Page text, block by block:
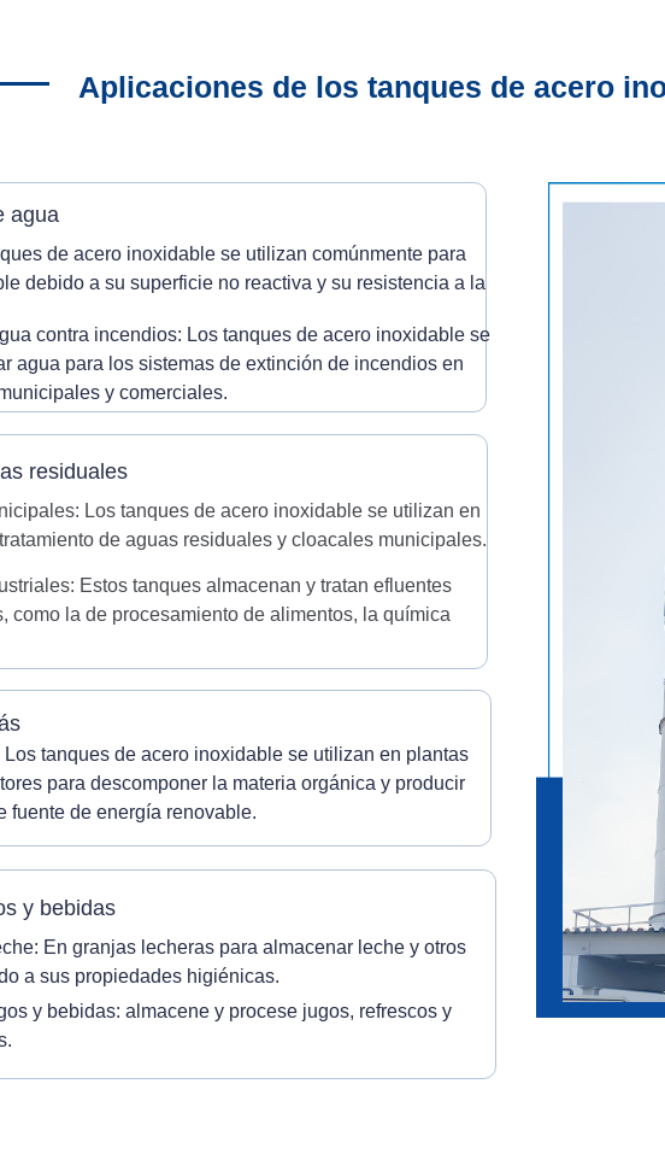
Aplicaciones de los tanques de acero
de acero inoxidable se utilizan comúnmente para
debido a su superficie no reactiva y su resistencia a la
contra incendios: Los tanques de acero inoxidable se
agua para los sistemas de extinción de incendios en
y comerciales.
residuales
Los tanques de acero inoxidable se utilizan en
de aguas residuales y cloacales municipales.
Estos tanques almacenan y tratan efluentes
como la de procesamiento de alimentos, la química
tanques de acero inoxidable se utilizan en plantas
para descomponer la materia orgánica y producir
fuente de energía renovable.
y bebidas
En granjas lecheras para almacenar leche y otros
a sus propiedades higiénicas.
y bebidas: almacene y procese jugos, refrescos y
agua